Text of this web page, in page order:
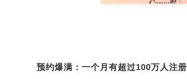
预约爆满：一个月有超过100万人注册